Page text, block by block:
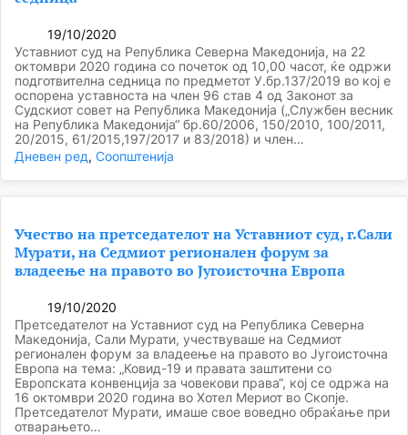
19/10/2020
Уставниот суд на Република Северна Македонија, на 22
октомври 2020 година со почеток од 10,00 часот, ќе одржи
подготвителна седница по предметот У.бр.137/2019 во кој е
оспорена уставноста на член 96 став 4 од Законот за
Судскиот совет на Република Македонија („Службен весник
на Република Македонија“ бр.60/2006, 150/2010, 100/2011,
20/2015, 61/2015,197/2017 и 83/2018) и член…
Дневен ред, Соопштенија
Учество на претседателот на Уставниот суд, г.Сали
Мурати, на Седмиот регионален форум за
владеење на правото во Југоисточна Европа
19/10/2020
Претседателот на Уставниот суд на Република Северна
Македонија, Сали Мурати, учествуваше на Седмиот
регионален форум за владеење на правото во Југоисточна
Европа на тема: „Ковид-19 и правата заштитени со
Европската конвенција за човекови права“, кој се одржа на
16 октомври 2020 година во Хотел Мериот во Скопје.
Претседателот Мурати, имаше свое воведно обраќање при
отварањето…